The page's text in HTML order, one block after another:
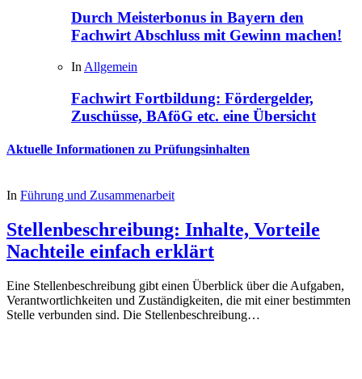
Durch Meisterbonus in Bayern den
Fachwirt Abschluss mit Gewinn machen!
In Allgemein
Fachwirt Fortbildung: Fördergelder,
Zuschüsse, BAföG etc. eine Übersicht
Aktuelle Informationen zu Prüfungsinhalten
In Führung und Zusammenarbeit
Stellenbeschreibung: Inhalte, Vorteile
Nachteile einfach erklärt
Eine Stellenbeschreibung gibt einen Überblick über die Aufgaben,
Verantwortlichkeiten und Zuständigkeiten, die mit einer bestimmten
Stelle verbunden sind. Die Stellenbeschreibung…